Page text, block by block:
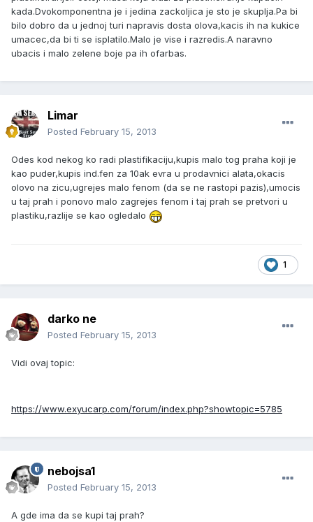
kada.Dvokomponentna je i jedina zackoljica je sto je skuplja.Pa bi
bilo dobro da u jednoj turi napravis dosta olova,kacis ih na kukice
umacec,da bi ti se isplatilo.Malo je vise i razredis.A naravno
ubacis i malo zelene boje pa ih ofarbas.
Limar
Posted February 15, 2013
Odes kod nekog ko radi plastifikaciju,kupis malo tog praha koji je
kao puder,kupis ind.fen za 10ak evra u prodavnici alata,okacis
olovo na zicu,ugrejes malo fenom (da se ne rastopi pazis),umocis
u taj prah i ponovo malo zagrejes fenom i taj prah se pretvori u
plastiku,razlije se kao ogledalo
1
darko ne
Posted February 15, 2013
Vidi ovaj topic:
https://www.exyucarp.com/forum/index.php?showtopic=5785
nebojsa1
Posted February 15, 2013
A gde ima da se kupi taj prah?